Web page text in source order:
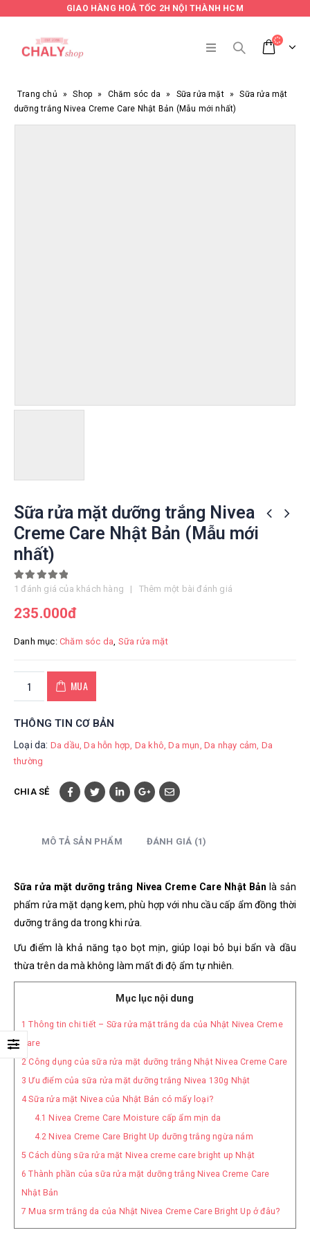
GIAO HÀNG HOẢ TỐC 2H NỘI THÀNH HCM
Trang chủ » Shop » Chăm sóc da » Sữa rửa mặt »
Sữa rửa mặt
dưỡng trắng Nivea Creme Care Nhật Bản (Mẫu mới nhất)
Sữa rửa mặt dưỡng trắng Nivea
Creme Care Nhật Bản (Mẫu mới
nhất)
5.00out of 5
1 đánh giá của khách hàng | Thêm một bài đánh giá
235.000đ
Danh mục: Chăm sóc da, Sữa rửa mặt
MUA
THÔNG TIN CƠ BẢN
Loại da: Da dầu Da hỗn hợp Da khô Da mụn Da nhạy cảm Da
thường
CHIA SẺ
MÔ TẢ SẢN PHẨM ĐÁNH GIÁ (1)
Sữa rửa mặt dưỡng trắng Nivea Creme Care Nhật Bảnlà sản
phẩm rửa mặt dạng kem, phù hợp với nhu cầu cấp ẩm đồng thời
dưỡng trắng da trong khi rửa.
Ưu điểm là khả năng tạo bọt mịn, giúp loại bỏ bụi bẩn và dầu
thừa trên da mà không làm mất đi độ ẩm tự nhiên.
Mục lục nội dung
1 Thông tin chi tiết – Sữa rửa mặt trắng da của Nhật Nivea Creme
Care
2 Công dụng của sữa rửa mặt dưỡng trắng Nhật Nivea Creme Care
3 Ưu điểm của sữa rửa mặt dưỡng trắng Nivea 130g Nhật
4Sữa rửa mặt Nivea của Nhật Bản có mấy loại?
4.1 Nivea Creme Care Moisture cấp ẩm mịn da
4.2 Nivea Creme Care Bright Up dưỡng trắng ngừa nám
5 Cách dùng sữa rửa mặt Nivea creme care bright up Nhật
6 Thành phần của sữa rửa mặt dưỡng trắng Nivea Creme Care
Nhật Bản
7 Mua srm trắng da của Nhật Nivea Creme Care Bright Up ở đâu?